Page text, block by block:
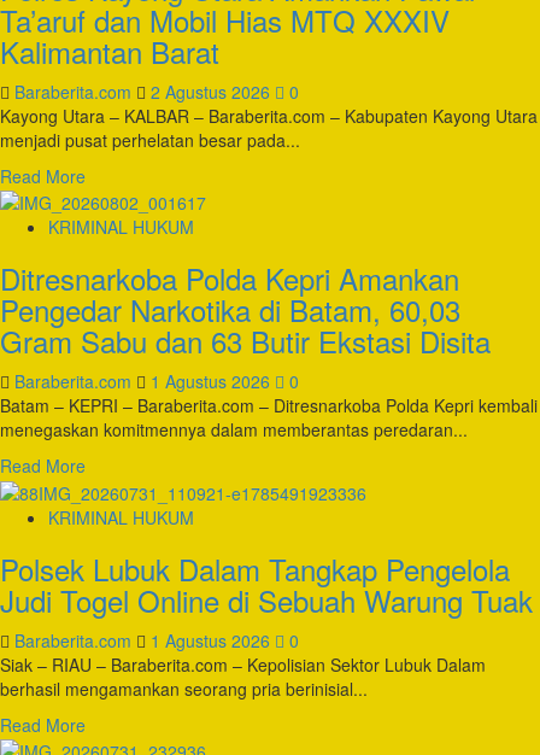
Pelaku
dan
Hamili
Anak
Diamankan
Polsek
Padang
Ratu
Ta’aruf dan Mobil Hias MTQ XXXIV
Kalimantan Barat
Baraberita.com 2 Agustus 2026
0
Kayong Utara – KALBAR – Baraberita.com – Kabupaten Kayong Utara
menjadi pusat perhelatan besar pada...
Read MoreRead
more
about
Kayong
Utara
Amankan
Pawai
dan
Mobil
Hias
MTQ
XXXIV
Kalimantan
KRIMINAL HUKUM
Ditresnarkoba Polda Kepri Amankan
Pengedar Narkotika di Batam, 60,03
Gram Sabu dan 63 Butir Ekstasi Disita
Baraberita.com 1 Agustus 2026
0
Batam – KEPRI – Baraberita.com – Ditresnarkoba Polda Kepri kembali
menegaskan komitmennya dalam memberantas peredaran...
Read MoreRead
more
about
Polda
Kepri
Amankan
Pengedar
Narkotika
di
Batam,
60,03
KRIMINAL HUKUM
Polsek Lubuk Dalam Tangkap Pengelola
Judi Togel Online di Sebuah Warung Tuak
Baraberita.com 1 Agustus 2026
0
Siak – RIAU – Baraberita.com – Kepolisian Sektor Lubuk Dalam
berhasil mengamankan seorang pria berinisial...
Read MoreRead
more